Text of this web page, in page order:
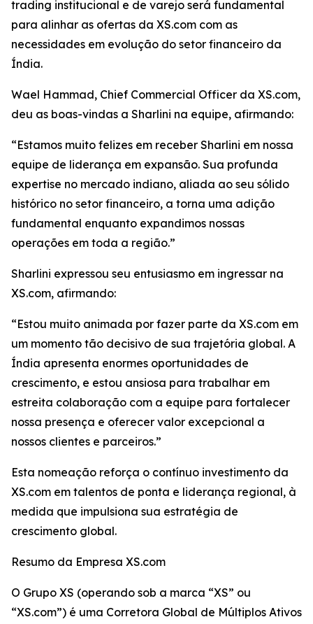
trading institucional e de varejo será fundamental
para alinhar as ofertas da XS.com com as
necessidades em evolução do setor financeiro da
Índia.
Wael Hammad, Chief Commercial Officer da XS.com,
deu as boas-vindas a Sharlini na equipe, afirmando:
“Estamos muito felizes em receber Sharlini em nossa
equipe de liderança em expansão. Sua profunda
expertise no mercado indiano, aliada ao seu sólido
histórico no setor financeiro, a torna uma adição
fundamental enquanto expandimos nossas
operações em toda a região.”
Sharlini expressou seu entusiasmo em ingressar na
XS.com, afirmando:
“Estou muito animada por fazer parte da XS.com em
um momento tão decisivo de sua trajetória global. A
Índia apresenta enormes oportunidades de
crescimento, e estou ansiosa para trabalhar em
estreita colaboração com a equipe para fortalecer
nossa presença e oferecer valor excepcional a
nossos clientes e parceiros.”
Esta nomeação reforça o contínuo investimento da
XS.com em talentos de ponta e liderança regional, à
medida que impulsiona sua estratégia de
crescimento global.
Resumo da Empresa XS.com
O Grupo XS (operando sob a marca “XS” ou
“XS.com”) é uma Corretora Global de Múltiplos Ativos